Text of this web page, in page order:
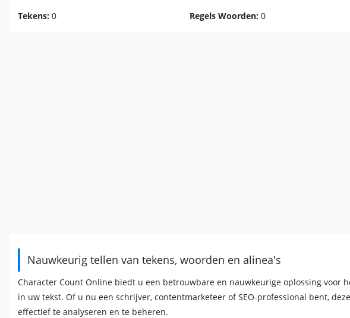
Tekens: 0 Regels Woorden: 0
Nauwkeurig tellen van tekens, woorden en alinea's
Character Count Online biedt u een betrouwbare en nauwkeurige oplossing voor
in uw tekst. Of u nu een schrijver, contentmarketeer of SEO-professional bent,
effectief te analyseren en te beheren.